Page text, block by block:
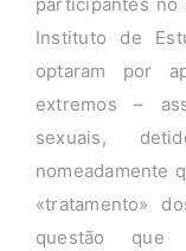
participantes
Instituto de
optaram por
extremos –
sexuais,
nomeadamente
«tratamento»
questão